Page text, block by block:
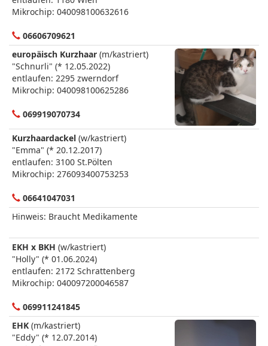
Mikrochip: 040098100632616
06606709621
europäisch Kurzhaar (m/kastriert)
"Schnurli" (* 12.05.2022)
entlaufen: 2295 zwerndorf
Mikrochip: 040098100625286
069919070734
Kurzhaardackel (w/kastriert)
"Emma" (* 20.12.2017)
entlaufen: 3100 St.Pölten
Mikrochip: 276093400753253
06641047031
Hinweis: Braucht Medikamente
EKH x BKH (w/kastriert)
"Holly" (* 01.06.2024)
entlaufen: 2172 Schrattenberg
Mikrochip: 040097200046587
069911241845
EHK (m/kastriert)
"Eddy" (* 12.07.2014)